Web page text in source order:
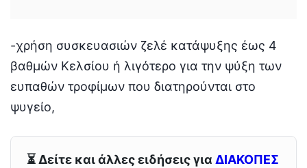
-χρήση συσκευασιών ζελέ κατάψυξης έως 4
βαθμών Κελσίου ή λιγότερο για την ψύξη των
ευπαθών τροφίμων που διατηρούνται στο
ψυγείο,
⏳ Δείτε και άλλες ειδήσεις για ΔΙΑΚΟΠΕΣ